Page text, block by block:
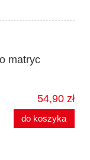
matryc
54,90 zł
do koszyka